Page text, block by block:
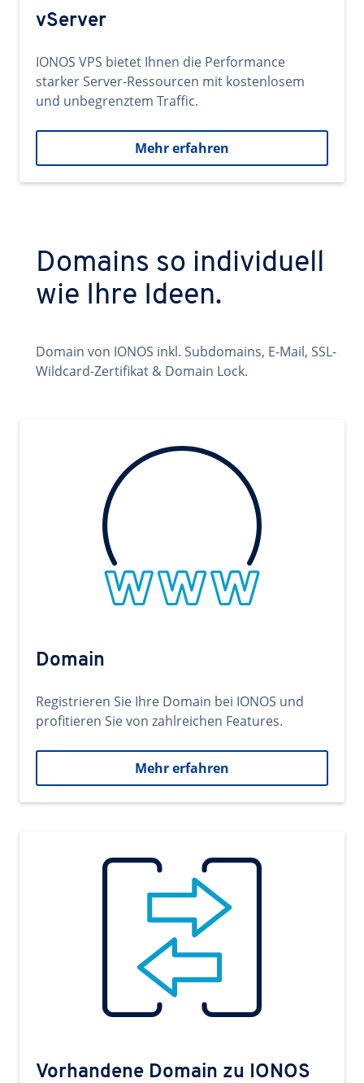
vServer
IONOS VPS bietet Ihnen die Performance
starker Server-Ressourcen mit kostenlosem
und unbegrenztem Traffic.
Mehr erfahren
Domains so individuell
wie Ihre Ideen.
Domain von IONOS inkl. Subdomains, E-Mail, SSL-
Wildcard-Zertifikat & Domain Lock.
Domain
Registrieren Sie Ihre Domain bei IONOS und
profitieren Sie von zahlreichen Features.
Mehr erfahren
Vorhandene Domain zu IONOS